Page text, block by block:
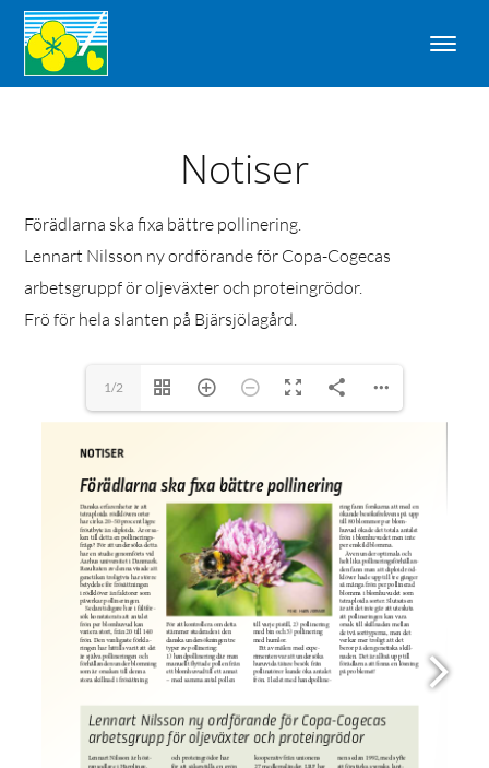
Notiser
Förädlarna ska fixa bättre pollinering.
Lennart Nilsson ny ordförande för Copa-Cogecas
arbetsgruppf ör oljeväxter och proteingrödor.
Frö för hela slanten på Bjärsjölagård.
1/2